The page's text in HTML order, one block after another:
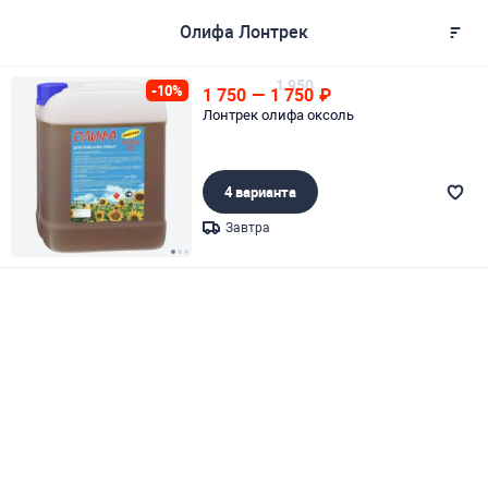
Олифа Лонтрек
-10% 1 750 — 1 950
1 750 ₽
Лонтрек олифа оксоль
4 варианта
Завтра